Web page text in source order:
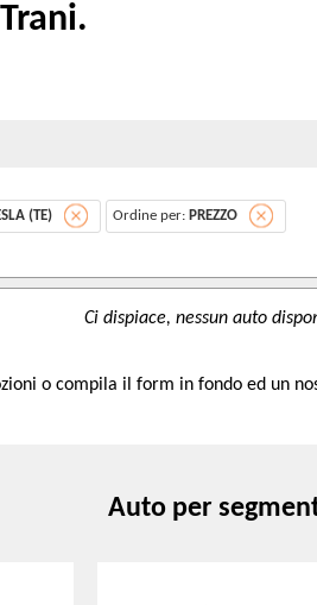
(TE) Ordine per: PREZZO
o compila il form in fondo ed un
Auto per